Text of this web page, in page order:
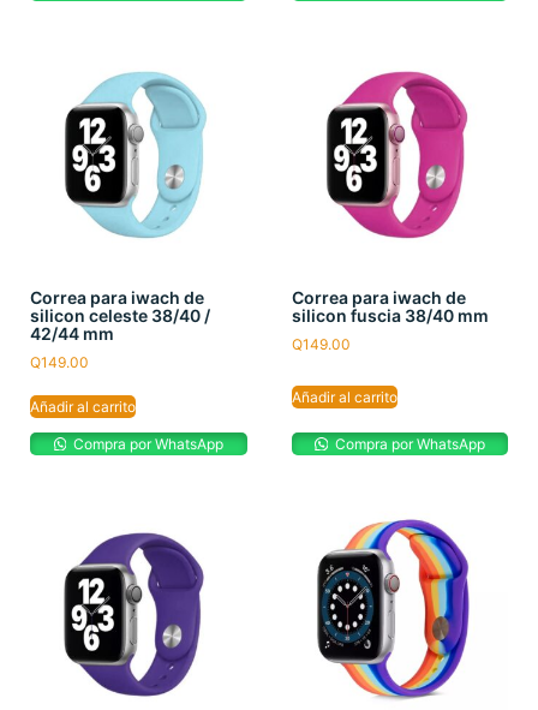
Correa para iwach de
silicon celeste 38/40 /
42/44 mm
Q149.00
Añadir al carrito
Compra por WhatsApp
Correa para iwach de
silicon fuscia 38/40 mm
Q149.00
Añadir al carrito
Compra por WhatsApp